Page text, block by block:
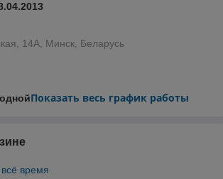
14А, Минск, Беларусь
Показать весь график работы
время